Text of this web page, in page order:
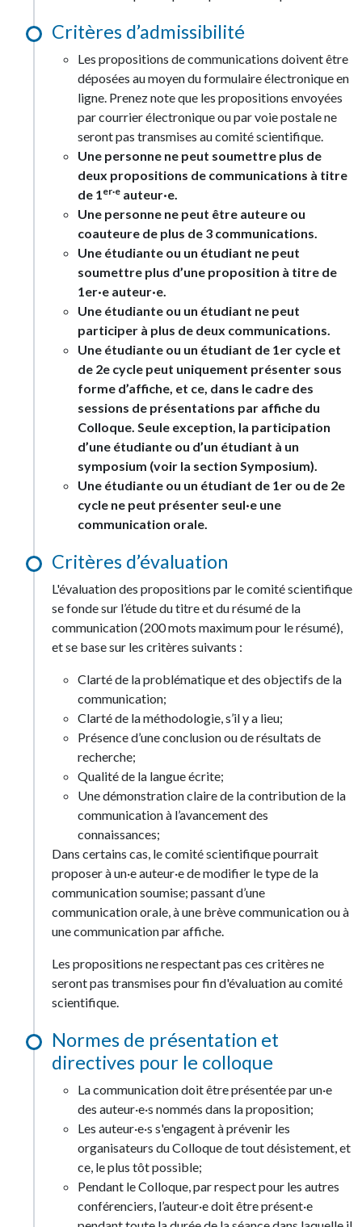
Critères d’admissibilité
Les propositions de communications doivent être
déposées au moyen du formulaire électronique en
ligne. Prenez note que les propositions envoyées
par courrier électronique ou par voie postale ne
seront pas transmises au comité scientifique.
Une personne ne peut soumettre plus de
deux propositions de communications à titre
de 1er·e auteur·e.
Une personne ne peut être auteure ou
coauteure de plus de 3 communications.
Une étudiante ou un étudiant ne peut
soumettre plus d’une proposition à titre de
1er·e auteur·e.
Une étudiante ou un étudiant ne peut
participer à plus de deux communications.
Une étudiante ou un étudiant de 1er cycle et
de 2e cycle peut uniquement présenter sous
forme d’affiche, et ce, dans le cadre des
sessions de présentations par affiche du
Colloque. Seule exception, la participation
d’une étudiante ou d’un étudiant à un
symposium (voir la section Symposium).
Une étudiante ou un étudiant de 1er ou de 2e
cycle ne peut présenter seul·e une
communication orale.
Critères d’évaluation
L'évaluation des propositions par le comité scientifique
se fonde sur l’étude du titre et du résumé de la
communication (200 mots maximum pour le résumé),
et se base sur les critères suivants :
Clarté de la problématique et des objectifs de la
communication;
Clarté de la méthodologie, s’il y a lieu;
Présence d’une conclusion ou de résultats de
recherche;
Qualité de la langue écrite;
Une démonstration claire de la contribution de la
communication à l’avancement des
connaissances;
Dans certains cas, le comité scientifique pourrait
proposer à un·e auteur·e de modifier le type de la
communication soumise; passant d’une
communication orale, à une brève communication ou à
une communication par affiche.
Les propositions ne respectant pas ces critères ne
seront pas transmises pour fin d'évaluation au comité
scientifique.
Normes de présentation et
directives pour le colloque
La communication doit être présentée par un·e
des auteur·e·s nommés dans la proposition;
Les auteur·e·s s'engagent à prévenir les
organisateurs du Colloque de tout désistement, et
ce, le plus tôt possible;
Pendant le Colloque, par respect pour les autres
conférenciers, l’auteur·e doit être présent·e